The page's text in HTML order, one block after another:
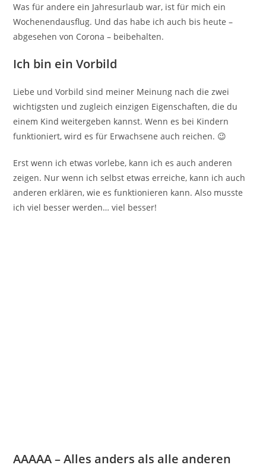
Was für andere ein Jahresurlaub war, ist für mich ein
Wochenendausflug. Und das habe ich auch bis heute –
abgesehen von Corona – beibehalten.
Ich bin ein Vorbild
Liebe und Vorbild sind meiner Meinung nach die zwei
wichtigsten und zugleich einzigen Eigenschaften, die du
einem Kind weitergeben kannst. Wenn es bei Kindern
funktioniert, wird es für Erwachsene auch reichen. 😉
Erst wenn ich etwas vorlebe, kann ich es auch anderen
zeigen. Nur wenn ich selbst etwas erreiche, kann ich auch
anderen erklären, wie es funktionieren kann. Also musste
ich viel besser werden… viel besser!
AAAAA – Alles anders als alle anderen